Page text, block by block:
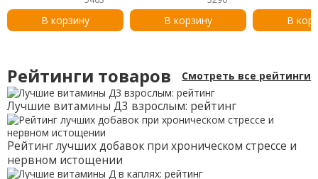
В корзину В корзину
каждомВ
Рейтинги товаров Смотреть все рейтинги
Лучшие витамины Д3 взрослым: рейтинг
Рейтинг лучших добавок при хроническом стрессе и
нервном истощении